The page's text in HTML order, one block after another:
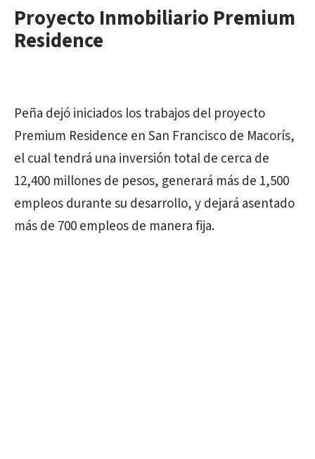
Proyecto Inmobiliario Premium
Residence
Peña dejó iniciados los trabajos del proyecto
Premium Residence en San Francisco de Macorís,
el cual tendrá una inversión total de cerca de
12,400 millones de pesos, generará más de 1,500
empleos durante su desarrollo, y dejará asentado
más de 700 empleos de manera fija.